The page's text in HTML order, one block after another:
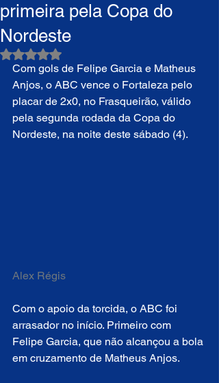
primeira pela Copa do
Nordeste
Avaliado com NaN de 5 estrelas.
Com gols de Felipe Garcia e Matheus
Anjos, o ABC vence o Fortaleza pelo
placar de 2x0, no Frasqueirão, válido
pela segunda rodada da Copa do
Nordeste, na noite deste sábado (4).
Alex Régis
Com o apoio da torcida, o ABC foi
arrasador no início. Primeiro com
Felipe Garcia, que não alcançou a bola
em cruzamento de Matheus Anjos.